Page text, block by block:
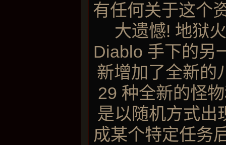
有任何关于这个
大遗憾! 地狱
Diablo 手下的另
新增加了全新的
29 种全新的怪
是以随机方式出
成某个特定任务